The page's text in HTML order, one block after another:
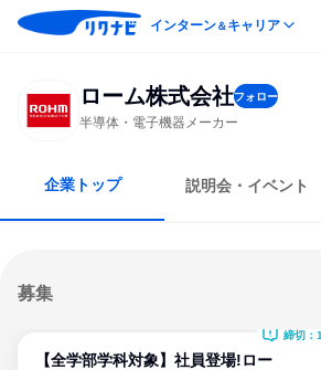
インターン＆キャリア
ローム株式会社フォロー
半導体・電子機器メーカー
企業トップ 説明会・イベント
募集
【全学部学科対象】社員登場!ロー
締切：